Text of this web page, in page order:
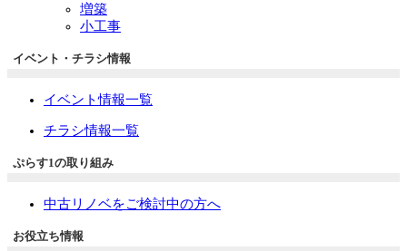
増築
小工事
イベント・チラシ情報
イベント情報一覧
チラシ情報一覧
ぷらす1の取り組み
中古リノベをご検討中の方へ
お役立ち情報